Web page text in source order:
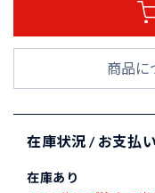
商品に
在庫状況 / お支払
在庫あり